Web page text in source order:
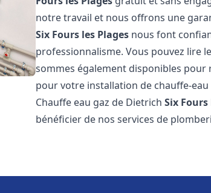
notre travail et nous offrons une
Six Fours les Plages nous font
professionnalisme. Vous pouvez lire
sommes également disponibles
pour votre installation de chauffe-
Chauffe eau gaz de DietrichSix Fours
bénéficier de nos services de